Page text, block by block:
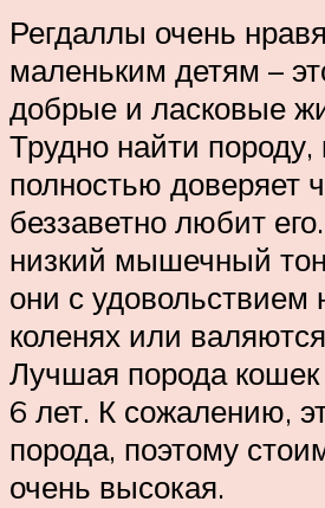
Регдаллы очень
маленьким детям –
добрые и ласковые
Трудно найти породу,
полностью доверяет
беззаветно любит
низкий мышечный
они с удовольствием
коленях или
Лучшая порода
6 лет. К сожалению,
порода, поэтому
очень высокая.